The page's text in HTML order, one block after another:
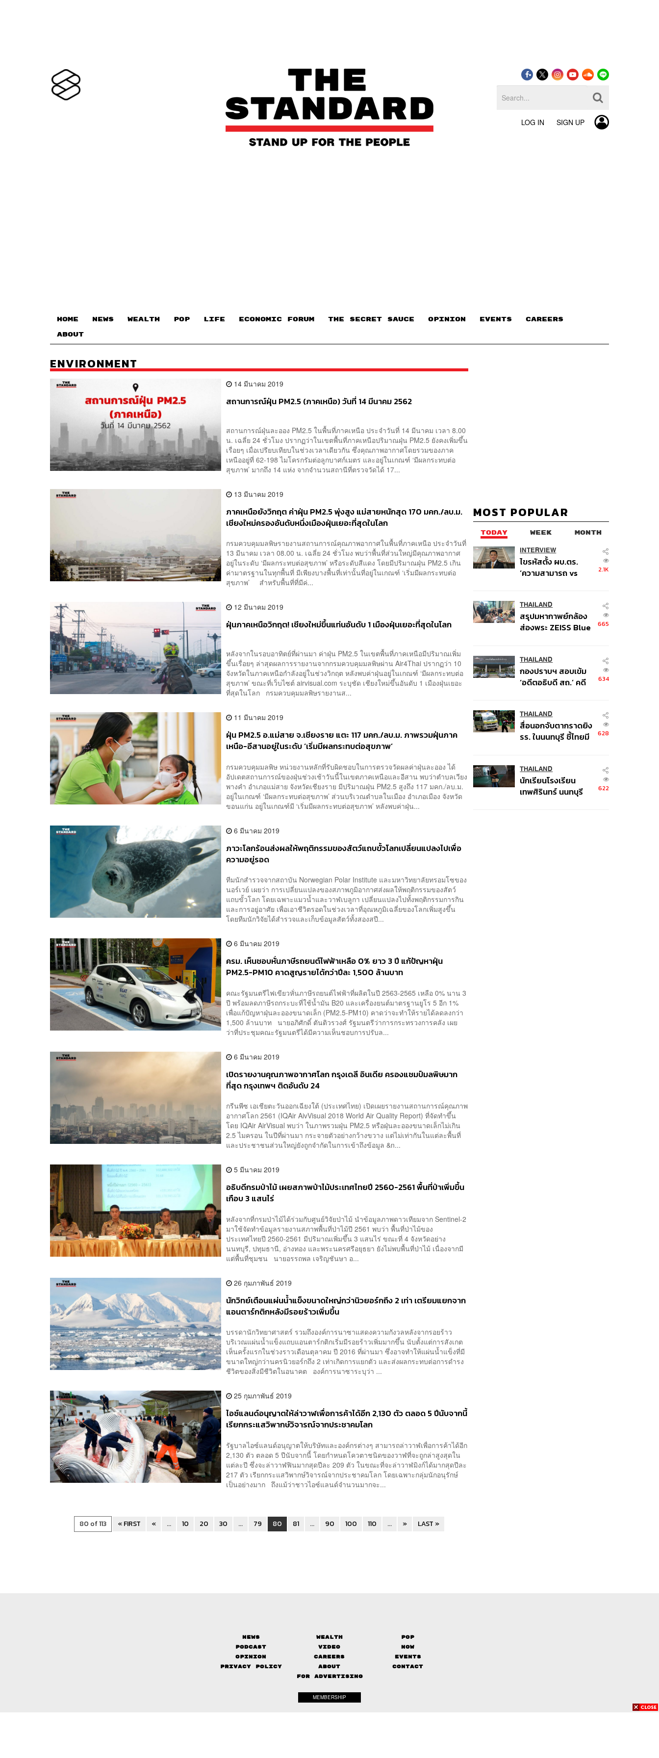
LOG IN SIGN UP
HOME NEWS WEALTH POP LIFE ECONOMIC FORUM THE SECRET SAUCE​ OPINION EVENTS CAREERS
ABOUT
ENVIRONMENT
14 มีนาคม 2019
สถานการณ์ฝุ่น PM2.5 (ภาคเหนือ) วันที่ 14 มีนาคม 2562
สถานการณ์ฝุ่นละออง PM2.5 ในพื้นที่ภาคเหนือ ประจำวันที่ 14 มีนาคม เวลา 8.00
น. เฉลี่ย 24 ชั่วโมง ปรากฏว่าในเขตพื้นที่ภาคเหนือปริมาณฝุ่น PM2.5 ยังคงเพิ่มขึ้น
เรื่อยๆ เมื่อเปรียบเทียบในช่วงเวลาเดียวกัน ซึ่งคุณภาพอากาศโดยรวมของภาค
เหนืออยู่ที่ 62-198 ไมโครกรัมต่อลูกบาศก์เมตร และอยู่ในเกณฑ์ ‘มีผลกระทบต่อ
สุขภาพ’ มากถึง 14 แห่ง จากจำนวนสถานีที่ตรวจวัดได้ 17...
13 มีนาคม 2019
ภาคเหนือยังวิกฤต ค่าฝุ่น PM2.5 พุ่งสูง แม่สายหนักสุด 170 มคก./ลบ.ม.
เชียงใหม่ครองอันดับหนึ่งเมืองฝุ่นเยอะที่สุดในโลก
กรมควบคุมมลพิษรายงานสถานการณ์คุณภาพอากาศในพื้นที่ภาคเหนือ ประจำวันที่
13 มีนาคม เวลา 08.00 น. เฉลี่ย 24 ชั่วโมง พบว่าพื้นที่ส่วนใหญ่มีคุณภาพอากาศ
อยู่ในระดับ ‘มีผลกระทบต่อสุขภาพ’ หรือระดับสีแดง โดยมีปริมาณฝุ่น PM2.5 เกิน
ค่ามาตรฐานในทุกพื้นที่ มีเพียงบางพื้นที่เท่านั้นที่อยู่ในเกณฑ์ ‘เริ่มมีผลกระทบต่อ
สุขภาพ’ สำหรับพื้นที่ที่มีค่...
12 มีนาคม 2019
ฝุ่นภาคเหนือวิกฤต! เชียงใหม่ขึ้นแท่นอันดับ 1 เมืองฝุ่นเยอะที่สุดในโลก
หลังจากในรอบอาทิตย์ที่ผ่านมา ค่าฝุ่น PM2.5 ในเขตพื้นที่ภาคเหนือมีปริมาณเพิ่ม
ขึ้นเรื่อยๆ ล่าสุดผลการรายงานจากกรมควบคุมมลพิษผ่าน Air4Thai ปรากฏว่า 10
จังหวัดในภาคเหนือกำลังอยู่ในช่วงวิกฤต หลังพบค่าฝุ่นอยู่ในเกณฑ์ ‘มีผลกระทบต่อ
สุขภาพ’ ขณะที่เว็บไซต์ airvisual.com ระบุชัด เชียงใหม่ขึ้นอันดับ 1 เมืองฝุ่นเยอะ
ที่สุดในโลก กรมควบคุมมลพิษรายงานส...
11 มีนาคม 2019
ฝุ่น PM2.5 อ.แม่สาย จ.เชียงราย แตะ 117 มคก./ลบ.ม. ภาพรวมฝุ่นภาค
เหนือ-อีสานอยู่ในระดับ ‘เริ่มมีผลกระทบต่อสุขภาพ’
กรมควบคุมมลพิษ หน่วยงานหลักที่รับผิดชอบในการตรวจวัดผลค่าฝุ่นละออง ได้
อัปเดตสถานการณ์ของฝุ่นช่วงเช้าวันนี้ในเขตภาคเหนือและอีสาน พบว่าตำบลเวียง
พางคำ อำเภอแม่สาย จังหวัดเชียงราย มีปริมาณฝุ่น PM2.5 สูงถึง 117 มคก./ลบ.ม.
อยู่ในเกณฑ์ ‘มีผลกระทบต่อสุขภาพ’ ส่วนบริเวณตำบลในเมือง อำเภอเมือง จังหวัด
ขอนแก่น อยู่ในเกณฑ์มี ‘เริ่มมีผลกระทบต่อสุขภาพ’ หลังพบค่าฝุ่น...
6 มีนาคม 2019
ภาวะโลกร้อนส่งผลให้พฤติกรรมของสัตว์แถบขั้วโลกเปลี่ยนแปลงไปเพื่อ
ความอยู่รอด
ทีมนักสำรวจจากสถาบัน Norwegian Polar Institute และมหาวิทยาลัยทรอมโซของ
นอร์เวย์ เผยว่า การเปลี่ยนแปลงของสภาพภูมิอากาศส่งผลให้พฤติกรรมของสัตว์
แถบขั้วโลก โดยเฉพาะแมวน้ำและวาฬเบลูกา เปลี่ยนแปลงไปทั้งพฤติกรรมการกิน
และการอยู่อาศัย เพื่อเอาชีวิตรอดในช่วงเวลาที่อุณหภูมิเฉลี่ยของโลกเพิ่มสูงขึ้น
โดยทีมนักวิจัยได้สำรวจและเก็บข้อมูลสัตว์ทั้งสองสปี...
6 มีนาคม 2019
ครม. เห็นชอบหั่นภาษีรถยนต์ไฟฟ้าเหลือ 0% ยาว 3 ปี แก้ปัญหาฝุ่น
PM2.5-PM10 คาดสูญรายได้กว่าปีละ 1,500 ล้านบาท
คณะรัฐมนตรีไฟเขียวหั่นภาษีรถยนต์ไฟฟ้าที่ผลิตในปี 2563-2565 เหลือ 0% นาน 3
ปี พร้อมลดภาษีรถกระบะที่ใช้น้ำมัน B20 และเครื่องยนต์มาตรฐานยูโร 5 อีก 1%
เพื่อแก้ปัญหาฝุ่นละอองขนาดเล็ก (PM2.5-PM10) คาดว่าจะทำให้รายได้ลดลงกว่า
1,500 ล้านบาท นายอภิศักดิ์ ตันติวรวงศ์ รัฐมนตรีว่าการกระทรวงการคลัง เผย
ว่าที่ประชุมคณะรัฐมนตรีได้มีความเห็นชอบการปรับล...
6 มีนาคม 2019
เปิดรายงานคุณภาพอากาศโลก กรุงเดลี อินเดีย ครองแชมป์มลพิษมาก
ที่สุด กรุงเทพฯ ติดอันดับ 24
กรีนพีซ เอเชียตะวันออกเฉียงใต้ (ประเทศไทย) เปิดเผยรายงานสถานการณ์คุณภาพ
อากาศโลก 2561 (IQAir AivVisual 2018 World Air Quality Report) ที่จัดทำขึ้น
โดย IQAir AirVisual พบว่า ในภาพรวมฝุ่น PM2.5 หรือฝุ่นละอองขนาดเล็กไม่เกิน
2.5 ไมครอน ในปีที่ผ่านมา กระจายตัวอย่างกว้างขวาง แต่ไม่เท่ากันในแต่ละพื้นที่
และประชาชนส่วนใหญ่ยังถูกจำกัดในการเข้าถึงข้อมูล &n...
5 มีนาคม 2019
อธิบดีกรมป่าไม้ เผยสภาพป่าไม้ประเทศไทยปี 2560-2561 พื้นที่ป่าเพิ่มขึ้น
เกือบ 3 แสนไร่
หลังจากที่กรมป่าไม้ได้ร่วมกับศูนย์วิจัยป่าไม้ นำข้อมูลภาพดาวเทียมจาก Sentinel-2
มาใช้จัดทำข้อมูลรายงานสภาพพื้นที่ป่าไม้ปี 2561 พบว่า พื้นที่ป่าไม้ของ
ประเทศไทยปี 2560-2561 มีปริมาณเพิ่มขึ้น 3 แสนไร่ ขณะที่ 4 จังหวัดอย่าง
นนทบุรี, ปทุมธานี, อ่างทอง และพระนครศรีอยุธยา ยังไม่พบพื้นที่ป่าไม้ เนื่องจากมี
แต่พื้นที่ชุมชน นายอรรถพล เจริญชันษา อ...
26 กุมภาพันธ์ 2019
นักวิทย์เตือนแผ่นน้ำแข็งขนาดใหญ่กว่านิวยอร์กถึง 2 เท่า เตรียมแยกจาก
แอนตาร์กติกหลังมีรอยร้าวเพิ่มขึ้น
บรรดานักวิทยาศาสตร์ รวมถึงองค์การนาซาแสดงความกังวลหลังจากรอยร้าว
บริเวณแผ่นน้ำแข็งแถบแอนตาร์กติกเริ่มมีรอยร้าวเพิ่มมากขึ้น นับตั้งแต่การสังเกต
เห็นครั้งแรกในช่วงราวเดือนตุลาคม ปี 2016 ที่ผ่านมา ซึ่งอาจทำให้แผ่นน้ำแข็งที่มี
ขนาดใหญ่กว่านครนิวยอร์กถึง 2 เท่าเกิดการแยกตัว และส่งผลกระทบต่อการดำรง
ชีวิตของสิ่งมีชีวิตในอนาคต องค์การนาซาระบุว่า ...
25 กุมภาพันธ์ 2019
ไอซ์แลนด์อนุญาตให้ล่าวาฬเพื่อการค้าได้อีก 2,130 ตัว ตลอด 5 ปีนับจากนี้
เรียกกระแสวิพากษ์วิจารณ์จากประชาคมโลก
รัฐบาลไอซ์แลนด์อนุญาตให้บริษัทและองค์กรต่างๆ สามารถล่าวาฬเพื่อการค้าได้อีก
2,130 ตัว ตลอด 5 ปีนับจากนี้ โดยกำหนดโควตาชนิดของวาฬที่จะถูกล่าสูงสุดใน
แต่ละปี ซึ่งจะล่าวาฬฟินมากสุดปีละ 209 ตัว ในขณะที่จะล่าวาฬมิงก์ได้มากสุดปีละ
217 ตัว เรียกกระแสวิพากษ์วิจารณ์จากประชาคมโลก โดยเฉพาะกลุ่มนักอนุรักษ์
เป็นอย่างมาก ถึงแม้ว่าชาวไอซ์แลนด์จำนวนมากจะ...
80 of 113 « FIRST « ... 10 20 30 ... 79 80 81 ... 90 100 110 ... » LAST »
MOST POPULAR
TODAY WEEK MONTH
INTERVIEW
ไขรหัสตั้ง ผบ.ตร.
‘ความสามารถ vs
พล.ต.อ. เอก อังสนา
นนท์
2.1K
THAILAND
สรุปมหากาพย์กล้อง
ส่องพระ ZEISS Blue
พิพาท ‘มาเวลล์ฯ’ ฟ้อง
‘โทน บางแค’ ผิดนัด
จ่ายหนี้-แอบระบุ
665
THAILAND
กองปราบฯ สอบเข้ม
‘อดีตอธิบดี สถ.’ คดี
ป.ป.ช. 12 ส.ค. นี้
634
THAILAND
สื่อนอกจับตากราดยิง
รร. ในนนทบุรี ชี้ไทยมี
628
THAILAND
นักเรียนโรงเรียน
เทพศิรินทร์ นนทบุรี
622
News Wealth
Pop
Podcast
Video
Now
Opinion
Careers
Events
Privacy Policy
About
Contact
FOR ADVERTISING
MEMBERSHIP